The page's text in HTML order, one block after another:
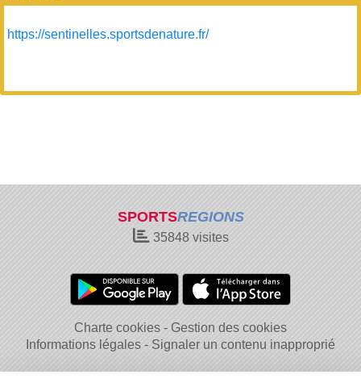
https://sentinelles.sportsdenature.fr/
SPORTSREGIONS
35848visites
Charte cookies
Gestion des cookies
Informations légales
Signaler un contenu inapproprié